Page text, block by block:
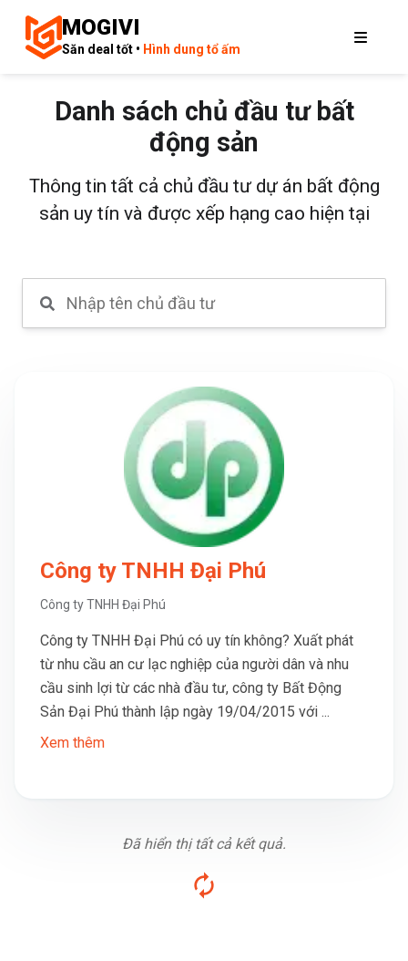
MOGIVI
Săn deal tốt • Hình dung tổ ấm
Danh sách chủ đầu tư bất
động sản
Thông tin tất cả chủ đầu tư dự án bất động
sản uy tín và được xếp hạng cao hiện tại
Công ty TNHH Đại Phú
Công ty TNHH Đại Phú
Công ty TNHH Đại Phú có uy tín không? Xuất phát
từ nhu cầu an cư lạc nghiệp của người dân và nhu
cầu sinh lợi từ các nhà đầu tư, công ty Bất Động
Sản Đại Phú thành lập ngày 19/04/2015 với ...
Xem thêm
Đã hiển thị tất cả kết quả.